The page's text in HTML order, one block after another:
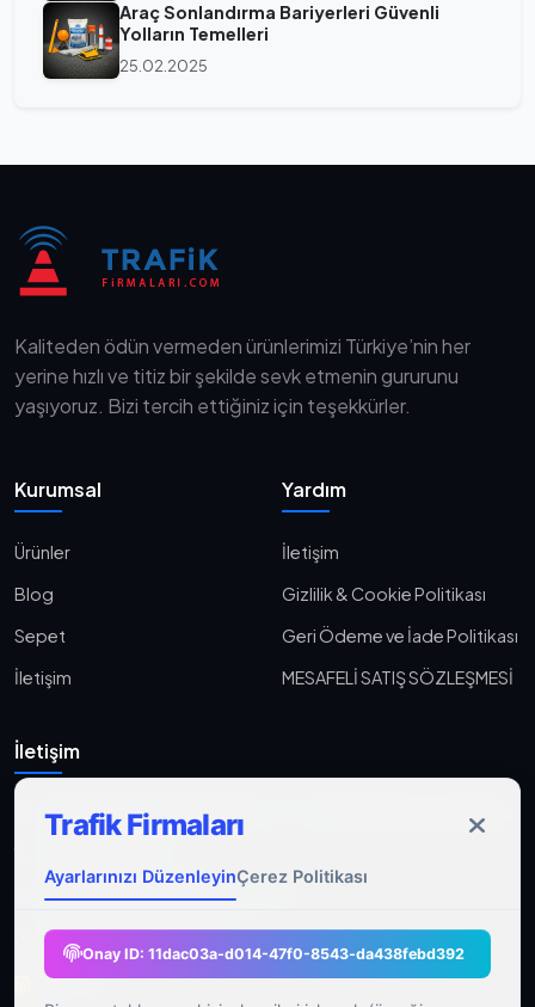
Araç Sonlandırma Bariyerleri Güvenli
Yolların Temelleri
25.02.2025
Kaliteden ödün vermeden ürünlerimizi Türkiye’nin her
yerine hızlı ve titiz bir şekilde sevk etmenin gururunu
yaşıyoruz. Bizi tercih ettiğiniz için teşekkürler.
Kurumsal
Ürünler
Blog
Sepet
İletişim
Yardım
İletişim
Gizlilik & Cookie Politikası
Geri Ödeme ve İade Politikası
MESAFELİ SATIŞ SÖZLEŞMESİ
İletişim
Aşağı Eğlence, Fener Yolu Sk. 2-18, 06010 Keçiören/Ankara
ahmet@gocmenasfaltyol.com.tr
Pzt-Cmt: 09:00 - 21:00
RSS Feed
Trafik Firmaları
Ayarlarınızı DüzenleyinÇerez Politikası
Onay ID: 11dac03a-d014-47f0-8543-da438febd392